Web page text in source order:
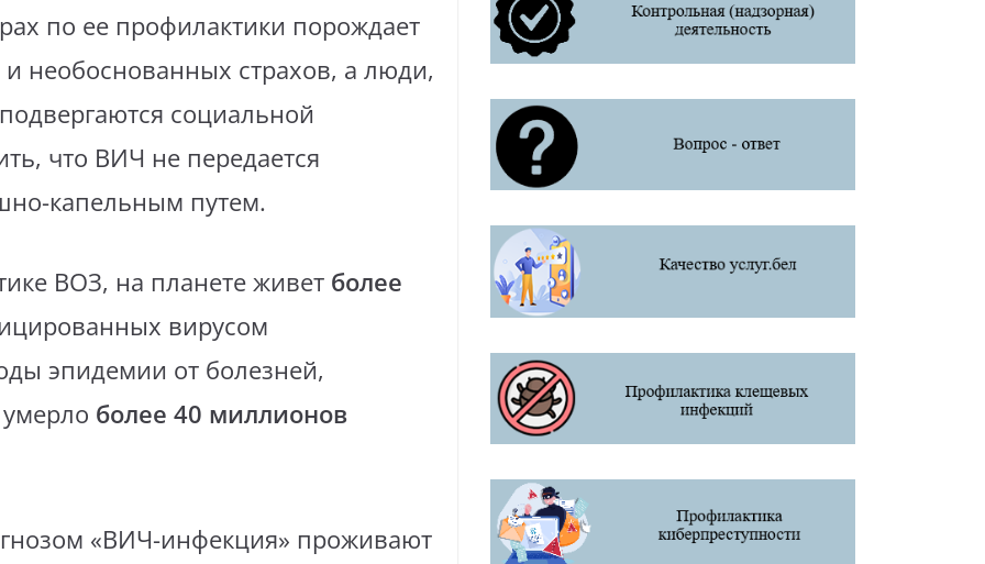
по ее профилактики порождает
необоснованных страхов, а люди,
социальной
что ВИЧ не передается
капельным путем.
ВОЗ, на планете живет более
вирусом
эпидемии от болезней,
более 40 миллионов
«ВИЧ-инфекция» проживают